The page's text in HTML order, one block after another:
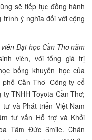
sẽ tiếp tục đồng hành
ý nghĩa đối với cộng
Đại học Cần Thơ năm
viên, với tổng giá trị
bổng khuyến học của
Cần Thơ; Công ty cổ
TNHH Toyota Cần Thơ;
và Phát triển Việt Nam
tư vấn Hỗ trợ và Khởi
Tâm Đức Smile. Chân